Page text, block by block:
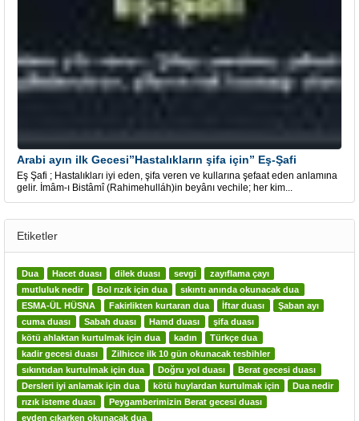
Arabi ayın ilk Gecesi”Hastalıkların şifa için” Eş-Şafi
Eş Şafi ; Hastalıkları iyi eden, şifa veren ve kullarına şefaat eden anlamına
gelir. İmâm-ı Bistâmî (Rahimehulláh)in beyânı vechile; her kim...
Etiketler
Dua Hacet duası dilek duası sevgi
zayıflama çayı
mutluluk nedir
Bol rızık için dua
sıkıntı anında okunacak dua
ESMA-ÜL HÜSNA
Fakirlikten kurtaran dua İftar duası
Şaban ayı
cuma duası
Sabah duası Hamd duası
şifa duası
kötü ahlaktan kurtulmak için dua
kadın
Türkçe dua
kadir gecesi duası
Zilhicce ilk 10 gün okunacak tesbihler
sıkıntıdan kurtulmak için dua
Doğru yol duası
Berat gecesi duası
Dersleri iyi anlamak için dua
kötü huylardan kurtulmak için
Dua nedir
rızık isteme duası
Peygamberimizin Berat gecesi duası
evden çıkarken okunacak dua